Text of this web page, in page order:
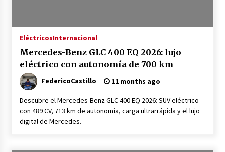
EléctricosInternacional
Mercedes-Benz GLC 400 EQ 2026: lujo
eléctrico con autonomía de 700 km
FedericoCastillo 11 months ago
Descubre el Mercedes-Benz GLC 400 EQ 2026: SUV eléctrico
con 489 CV, 713 km de autonomía, carga ultrarrápida y el lujo
digital de Mercedes.